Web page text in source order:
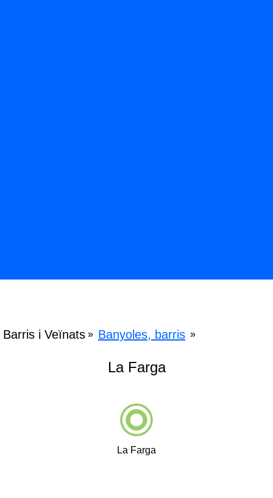
Barris i Veïnats » Banyoles, barris »
La Farga
La Farga